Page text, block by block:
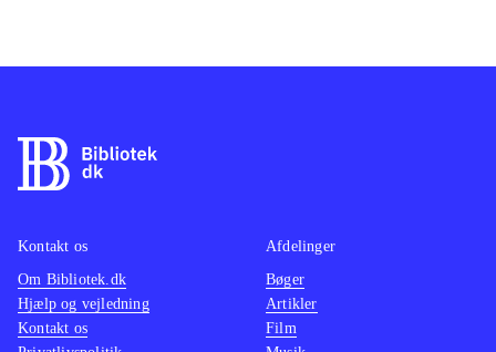
Kontakt os
Om Bibliotek.dk
Hjælp og vejledning
Kontakt os
Afdelinger
Bøger
Artikler
Film